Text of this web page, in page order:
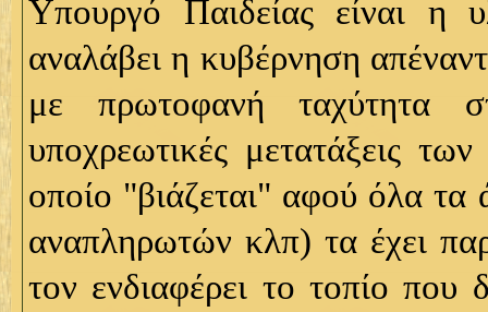
Υπουργό Παιδείας είναι η
αναλάβει η κυβέρνηση
με πρωτοφανή ταχύτητα
υποχρεωτικές μετατάξεις
οποίο "βιάζεται" αφού όλα
αναπληρωτών κλπ) τα έχει
τον ενδιαφέρει το τοπίο που